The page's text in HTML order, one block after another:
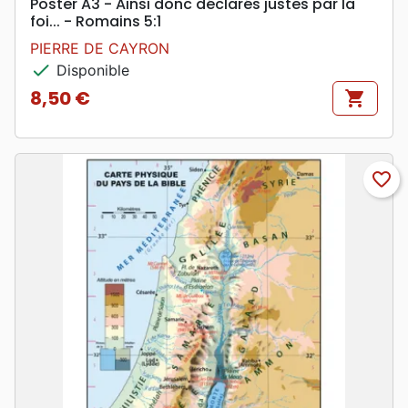
foi... - Romains 5:1
PIERRE DE CAYRON
check Disponible
Prix
8,50 € shopping_cart
favorite_border